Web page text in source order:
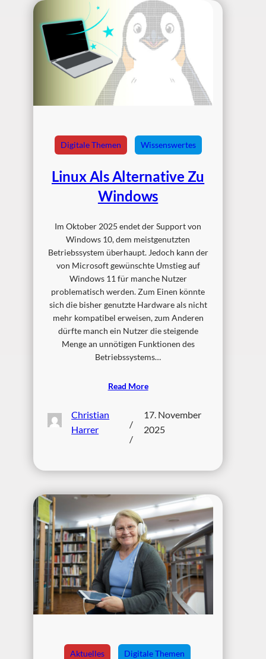
Digitale Themen Wissenswertes
Linux Als Alternative Zu
Windows
Im Oktober 2025 endet der Support von
Windows 10, dem meistgenutzten
Betriebssystem überhaupt. Jedoch kann der
von Microsoft gewünschte Umstieg auf
Windows 11 für manche Nutzer
problematisch werden. Zum Einen könnte
sich die bisher genutzte Hardware als nicht
mehr kompatibel erweisen, zum Anderen
dürfte manch ein Nutzer die steigende
Menge an unnötigen Funktionen des
Betriebssystems…
Read More
Christian
Harrer
/
/
17. November
2025
Aktuelles Digitale Themen